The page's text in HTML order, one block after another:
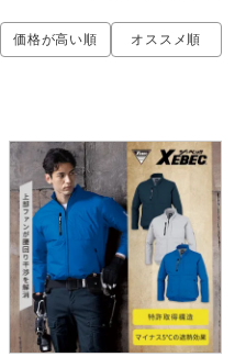
グラディエーター
タカヤ商事
自重堂
価格が高い順 オススメ順